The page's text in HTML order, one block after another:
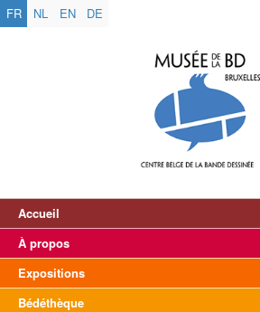
FR NL EN DE
Accueil
À propos
Expositions
Bédéthèque